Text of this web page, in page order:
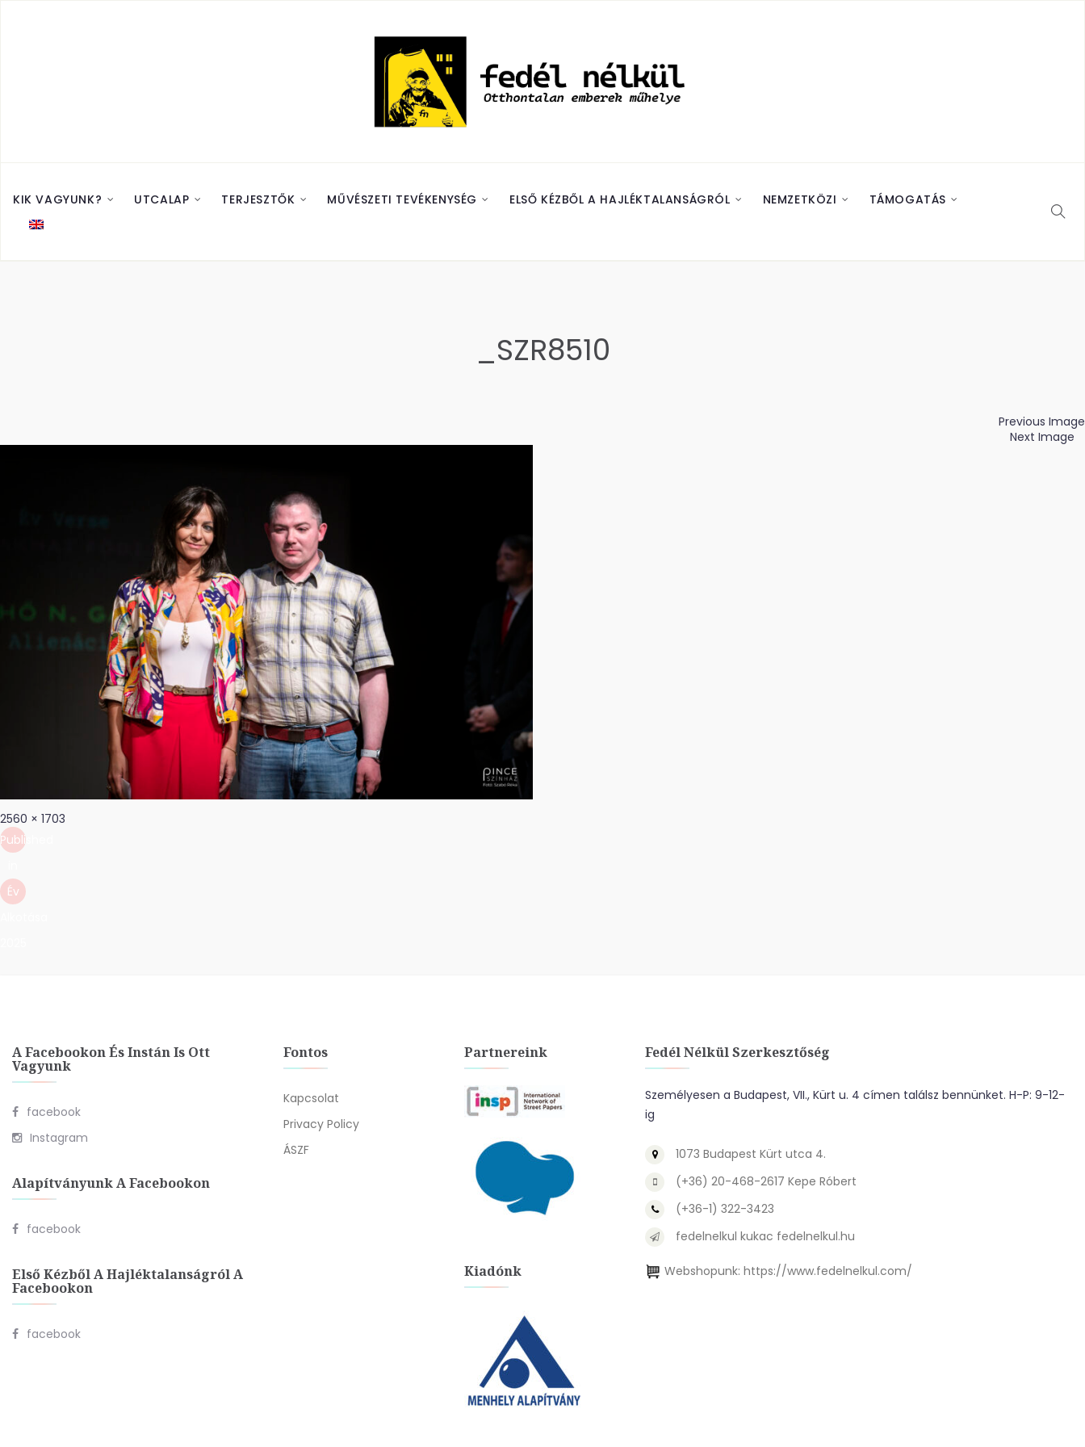
KIK VAGYUNK? UTCALAP TERJESZTŐK MŰVÉSZETI TEVÉKENYSÉG ELSŐ KÉZBŐL A HAJLÉKTALANSÁGRÓL NEMZETKÖZI TÁMOGATÁS
_SZR8510
Previous Image
Next Image
Full
size
2560 × 1703
Bejegyzés
navigáció
Published
Év
A Facebookon És Instán Is Ott
Vagyunk
facebook
Instagram
Alapítványunk A Facebookon
facebook
Első Kézből A Hajléktalanságról A
Facebookon
facebook
Fontos
Kapcsolat
Privacy Policy
ÁSZF
Partnereink
Kiadónk
Fedél Nélkül Szerkesztőség
Személyesen a Budapest, VII., Kürt u. 4 címen találsz bennünket. H-P: 9-12-
ig
1073 Budapest Kürt utca 4.
(+36) 20-468-2617 Kepe Róbert
(+36-1) 322-3423
fedelnelkul kukac fedelnelkul.hu
Webshopunk: https://www.fedelnelkul.com/